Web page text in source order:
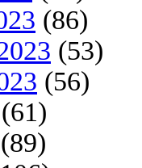
(86)
(53)
(56)
(61)
(89)